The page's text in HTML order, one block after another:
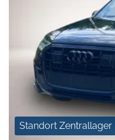
Standort Zentrallager